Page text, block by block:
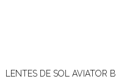
LENTES DE SOL AVIATOR